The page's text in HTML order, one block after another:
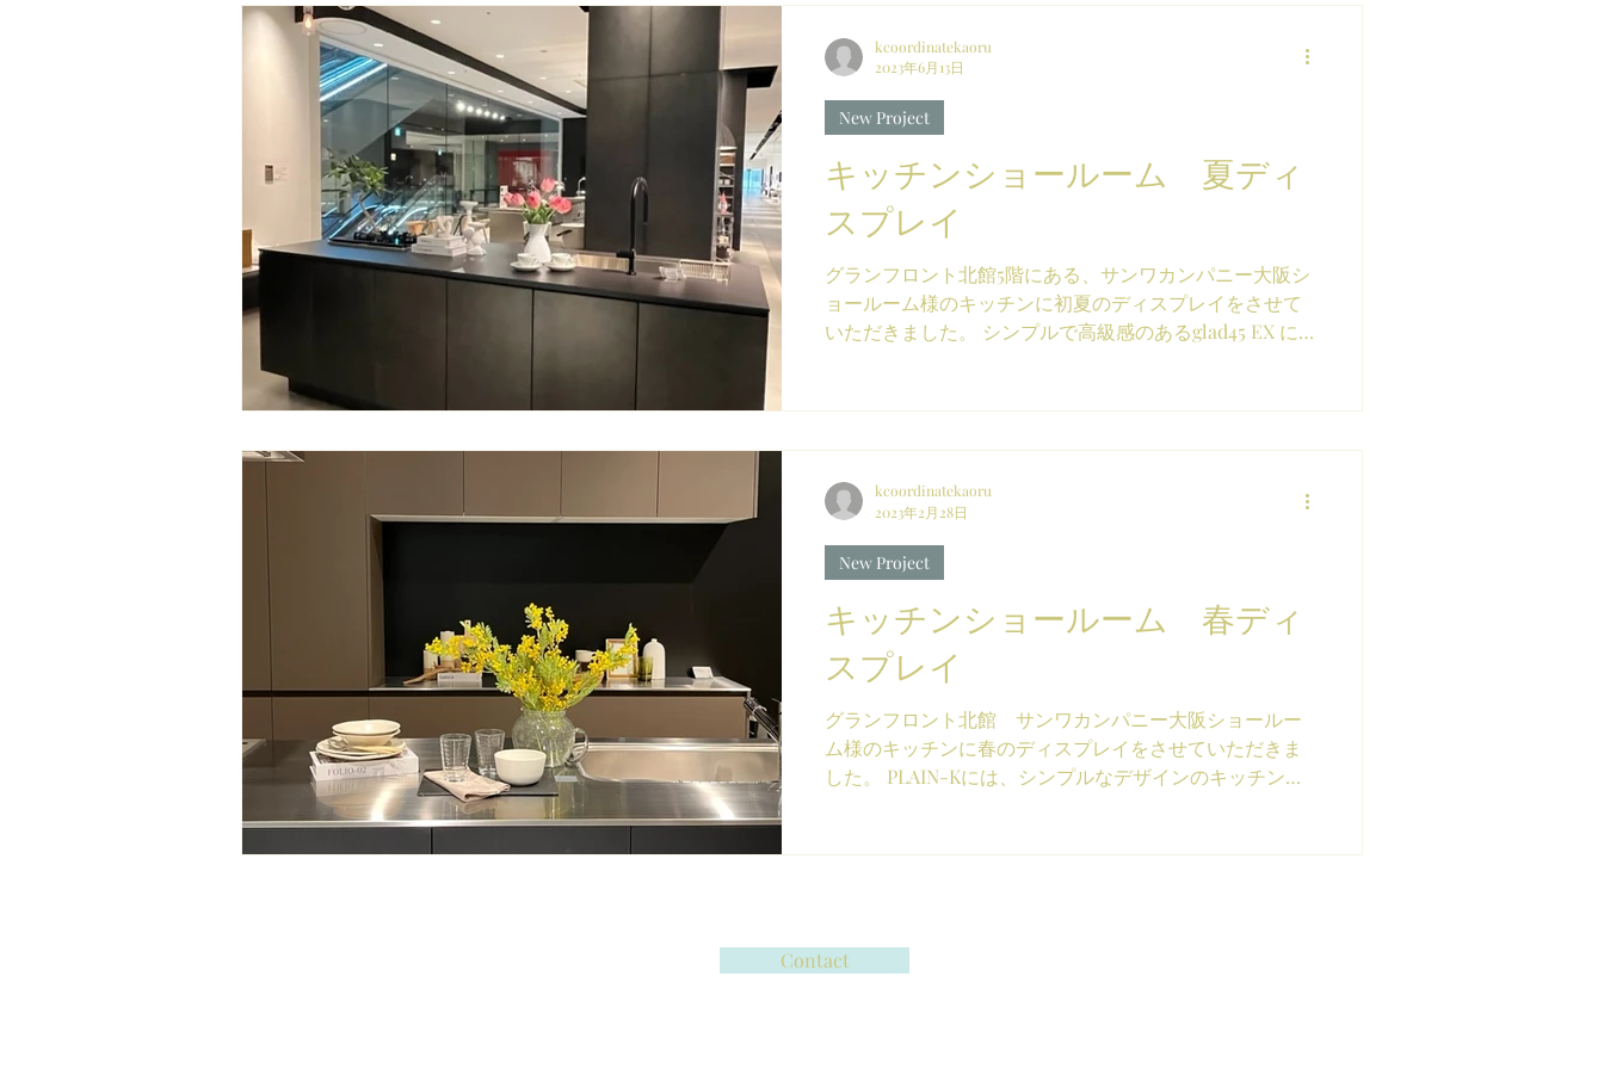
キッチンショールーム 夏ディ
スプレイ
グランフロント北館5階にある、サンワカンパニー大阪シ
ョールーム様のキッチンに初夏のディスプレイをさせて
いただきました。 シンプルで高級感のあるglad45 EX に
New Project
kcoordinatekaoru
2023年6月13日
キッチンショールーム 春ディ
スプレイ
グランフロント北館 サンワカンパニー大阪ショールー
ム様のキッチンに春のディスプレイをさせていただきま
した。 PLAIN-Kには、シンプルなデザインのキッチンに
GLAD...
New Project
kcoordinatekaoru
2023年2月28日
Contact